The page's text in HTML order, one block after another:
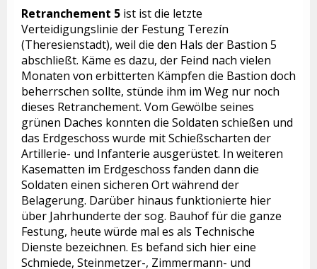
Retranchement 5 ist ist die letzte
Verteidigungslinie der Festung Terezín
(Theresienstadt), weil die den Hals der Bastion 5
abschließt. Käme es dazu, der Feind nach vielen
Monaten von erbitterten Kämpfen die Bastion doch
beherrschen sollte, stünde ihm im Weg nur noch
dieses Retranchement. Vom Gewölbe seines
grünen Daches konnten die Soldaten schießen und
das Erdgeschoss wurde mit Schießscharten der
Artillerie- und Infanterie ausgerüstet. In weiteren
Kasematten im Erdgeschoss fanden dann die
Soldaten einen sicheren Ort während der
Belagerung. Darüber hinaus funktionierte hier
über Jahrhunderte der sog. Bauhof für die ganze
Festung, heute würde mal es als Technische
Dienste bezeichnen. Es befand sich hier eine
Schmiede, Steinmetzer-, Zimmermann- und